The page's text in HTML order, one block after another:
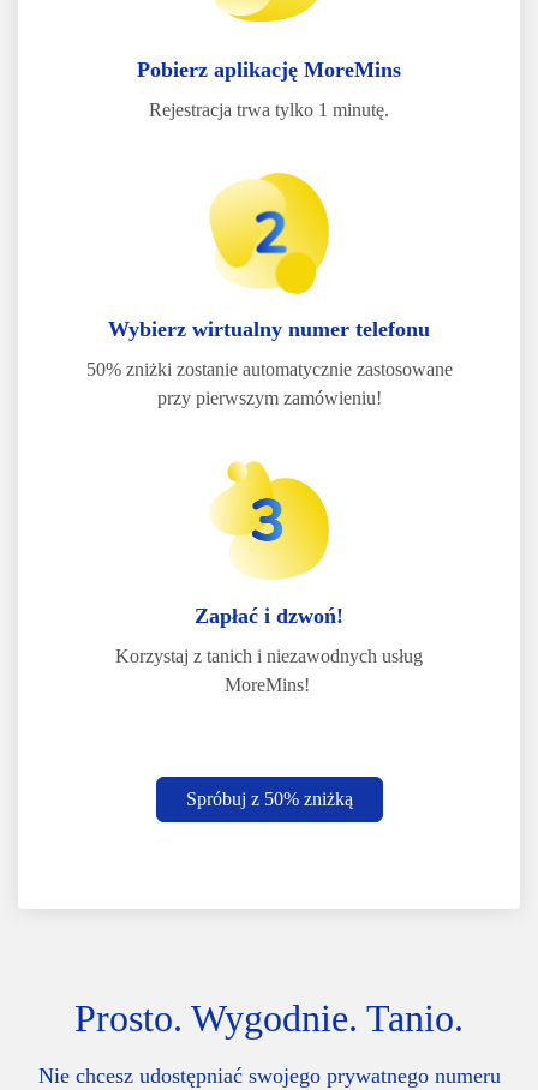
Pobierz aplikację MoreMins
Rejestracja trwa tylko 1 minutę.
Wybierz wirtualny numer telefonu
50% zniżki zostanie automatycznie zastosowane
przy pierwszym zamówieniu!
Zapłać i dzwoń!
Korzystaj z tanich i niezawodnych usług
MoreMins!
Spróbuj z 50% zniżką
Prosto. Wygodnie. Tanio.
Nie chcesz udostępniać swojego prywatnego numeru